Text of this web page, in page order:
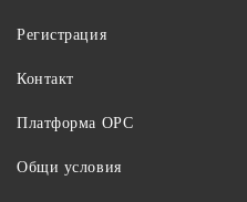
Регистрация
Контакт
Платформа ОРС
Общи условия